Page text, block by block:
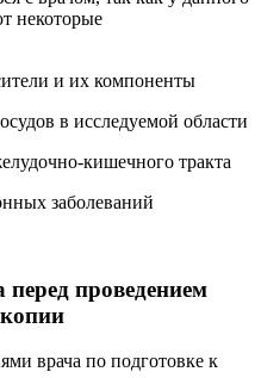
некоторые
и их компоненты
в исследуемой области
кишечного тракта
заболеваний
перед проведением
врача по подготовке к